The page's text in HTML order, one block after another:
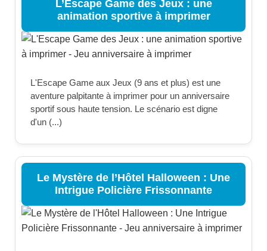
L’Escape Game des Jeux : une
animation sportive à imprimer
L'Escape Game aux Jeux (9 ans et plus) est une
aventure palpitante à imprimer pour un anniversaire
sportif sous haute tension. Le scénario est digne
d'un (...)
Le Mystère de l’Hôtel Halloween : Une
Intrigue Policière Frissonnante